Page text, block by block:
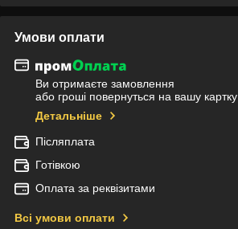
Умови оплати
Ви отримаєте замовлення
або гроші повернуться на вашу картку
Детальніше
Післяплата
Готівкою
Оплата за реквізитами
Всі умови оплати